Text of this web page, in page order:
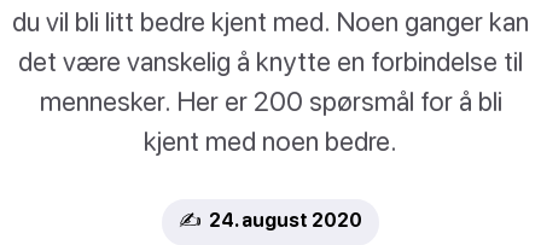
du vil bli litt bedre kjent med. Noen ganger kan
det være vanskelig å knytte en forbindelse til
mennesker. Her er 200 spørsmål for å bli
kjent med noen bedre.
✍️ 24. august 2020